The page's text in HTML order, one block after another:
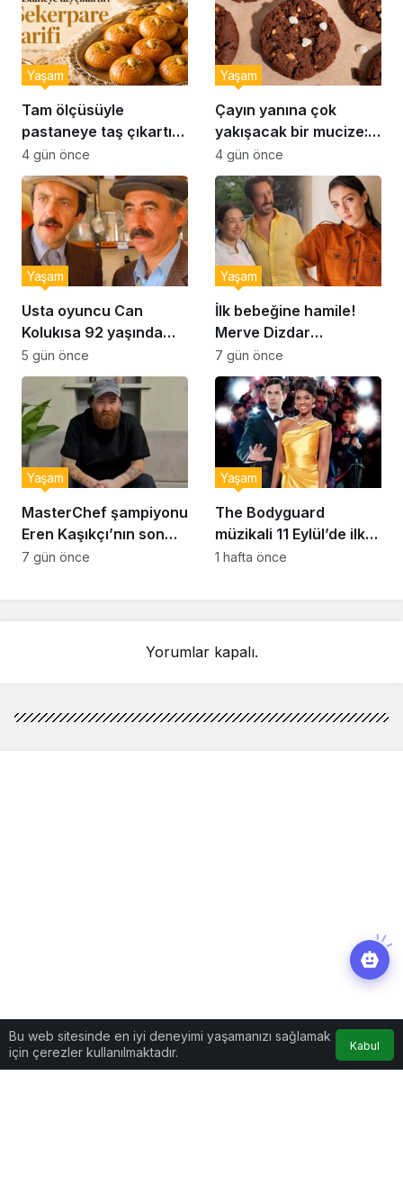
Tam ölçüsüyle
pastaneye taş çıkartır:
Şekerpare tarifi
Yaşam
4 gün önce
Çayın yanına çok
yakışacak bir mucize:
Brownie tadında ıslak
kurabiye tarifi…
Yaşam
4 gün önce
Usta oyuncu Can
Kolukısa 92 yaşında
hayatını kaybetti
Yaşam
5 gün önce
İlk bebeğine hamile!
Merve Dizdar
sessizliğini bozdu: ‘İsim
bulmak çok zor’
Yaşam
7 gün önce
MasterChef şampiyonu
Eren Kaşıkçı’nın son
anlarındaki kahreden
Yaşam
7 gün önce
The Bodyguard
müzikali 11 Eylül’de ilk
kez Türkiye’de
Yaşam
1 hafta önce
Yorumlar kapalı.
Bu web sitesinde en iyi deneyimi yaşamanızı sağlamak
için çerezler kullanılmaktadır.
Kabul